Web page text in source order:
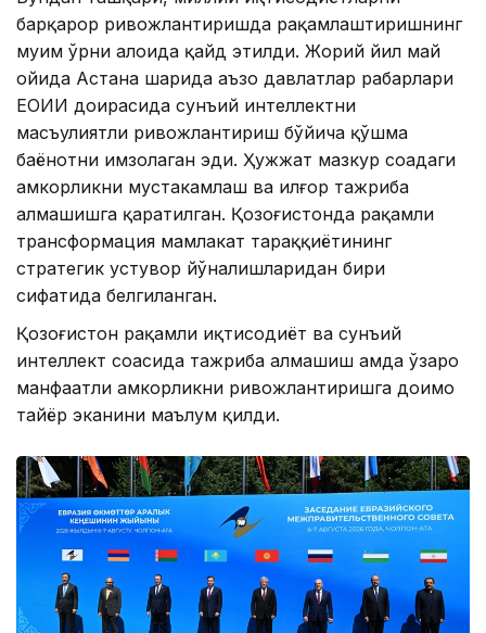
барқарор ривожлантиришда рақамлаштиришнинг
муҳим ўрни алоҳида қайд этилди. Жорий йил май
ойида Астана шаҳрида аъзо давлатлар раҳбарлари
ЕОИИ доирасида сунъий интеллектни
масъулиятли ривожлантириш бўйича қўшма
баёнотни имзолаган эди. Ҳужжат мазкур соҳадаги
ҳамкорликни мустаҳкамлаш ва илғор тажриба
алмашишга қаратилган. Қозоғистонда рақамли
трансформация мамлакат тараққиётининг
стратегик устувор йўналишларидан бири
сифатида белгиланган.
Қозоғистон рақамли иқтисодиёт ва сунъий
интеллект соҳасида тажриба алмашиш ҳамда ўзаро
манфаатли ҳамкорликни ривожлантиришга доимо
тайёр эканини маълум қилди.